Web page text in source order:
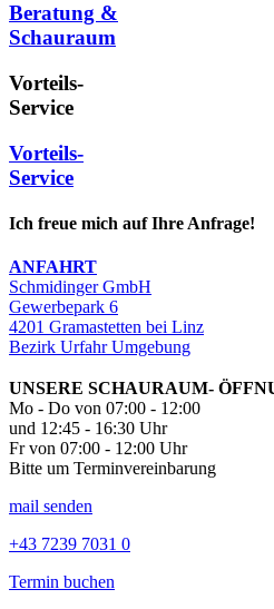
Beratung &
Schauraum
Vorteils-
Service
Vorteils-
Service
Ich freue mich auf Ihre Anfrage!
ANFAHRT
Schmidinger GmbH
Gewerbepark 6
4201 Gramastetten bei Linz
Bezirk Urfahr Umgebung
UNSERE SCHAURAUM-
Mo - Do von 07:00 - 12:00
und 12:45 - 16:30 Uhr
Fr von 07:00 - 12:00 Uhr
Bitte um Terminvereinbarung
mail senden
+43 7239 7031 0
Termin buchen